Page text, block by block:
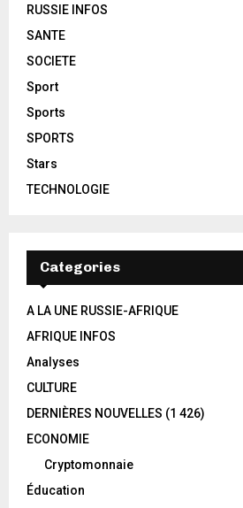
RUSSIE INFOS
SANTE
SOCIETE
Sport
Sports
SPORTS
Stars
TECHNOLOGIE
Categories
A LA UNE RUSSIE-AFRIQUE
AFRIQUE INFOS
Analyses
CULTURE
DERNIÈRES NOUVELLES (1 426)
ECONOMIE
Cryptomonnaie
Éducation